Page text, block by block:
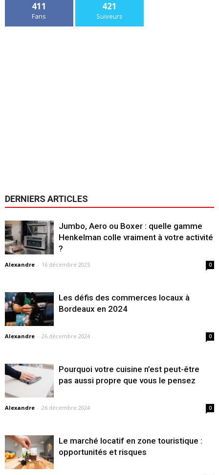
411
Fans
421
Suiveurs
DERNIERS ARTICLES
Jumbo, Aero ou Boxer : quelle gamme
Henkelman colle vraiment à votre activité
?
Alexandre - 16 décembre 2025 0
Les défis des commerces locaux à
Bordeaux en 2024
Alexandre - 26 décembre 2024 0
Pourquoi votre cuisine n’est peut-être
pas aussi propre que vous le pensez
Alexandre - 26 décembre 2024 0
Le marché locatif en zone touristique :
opportunités et risques